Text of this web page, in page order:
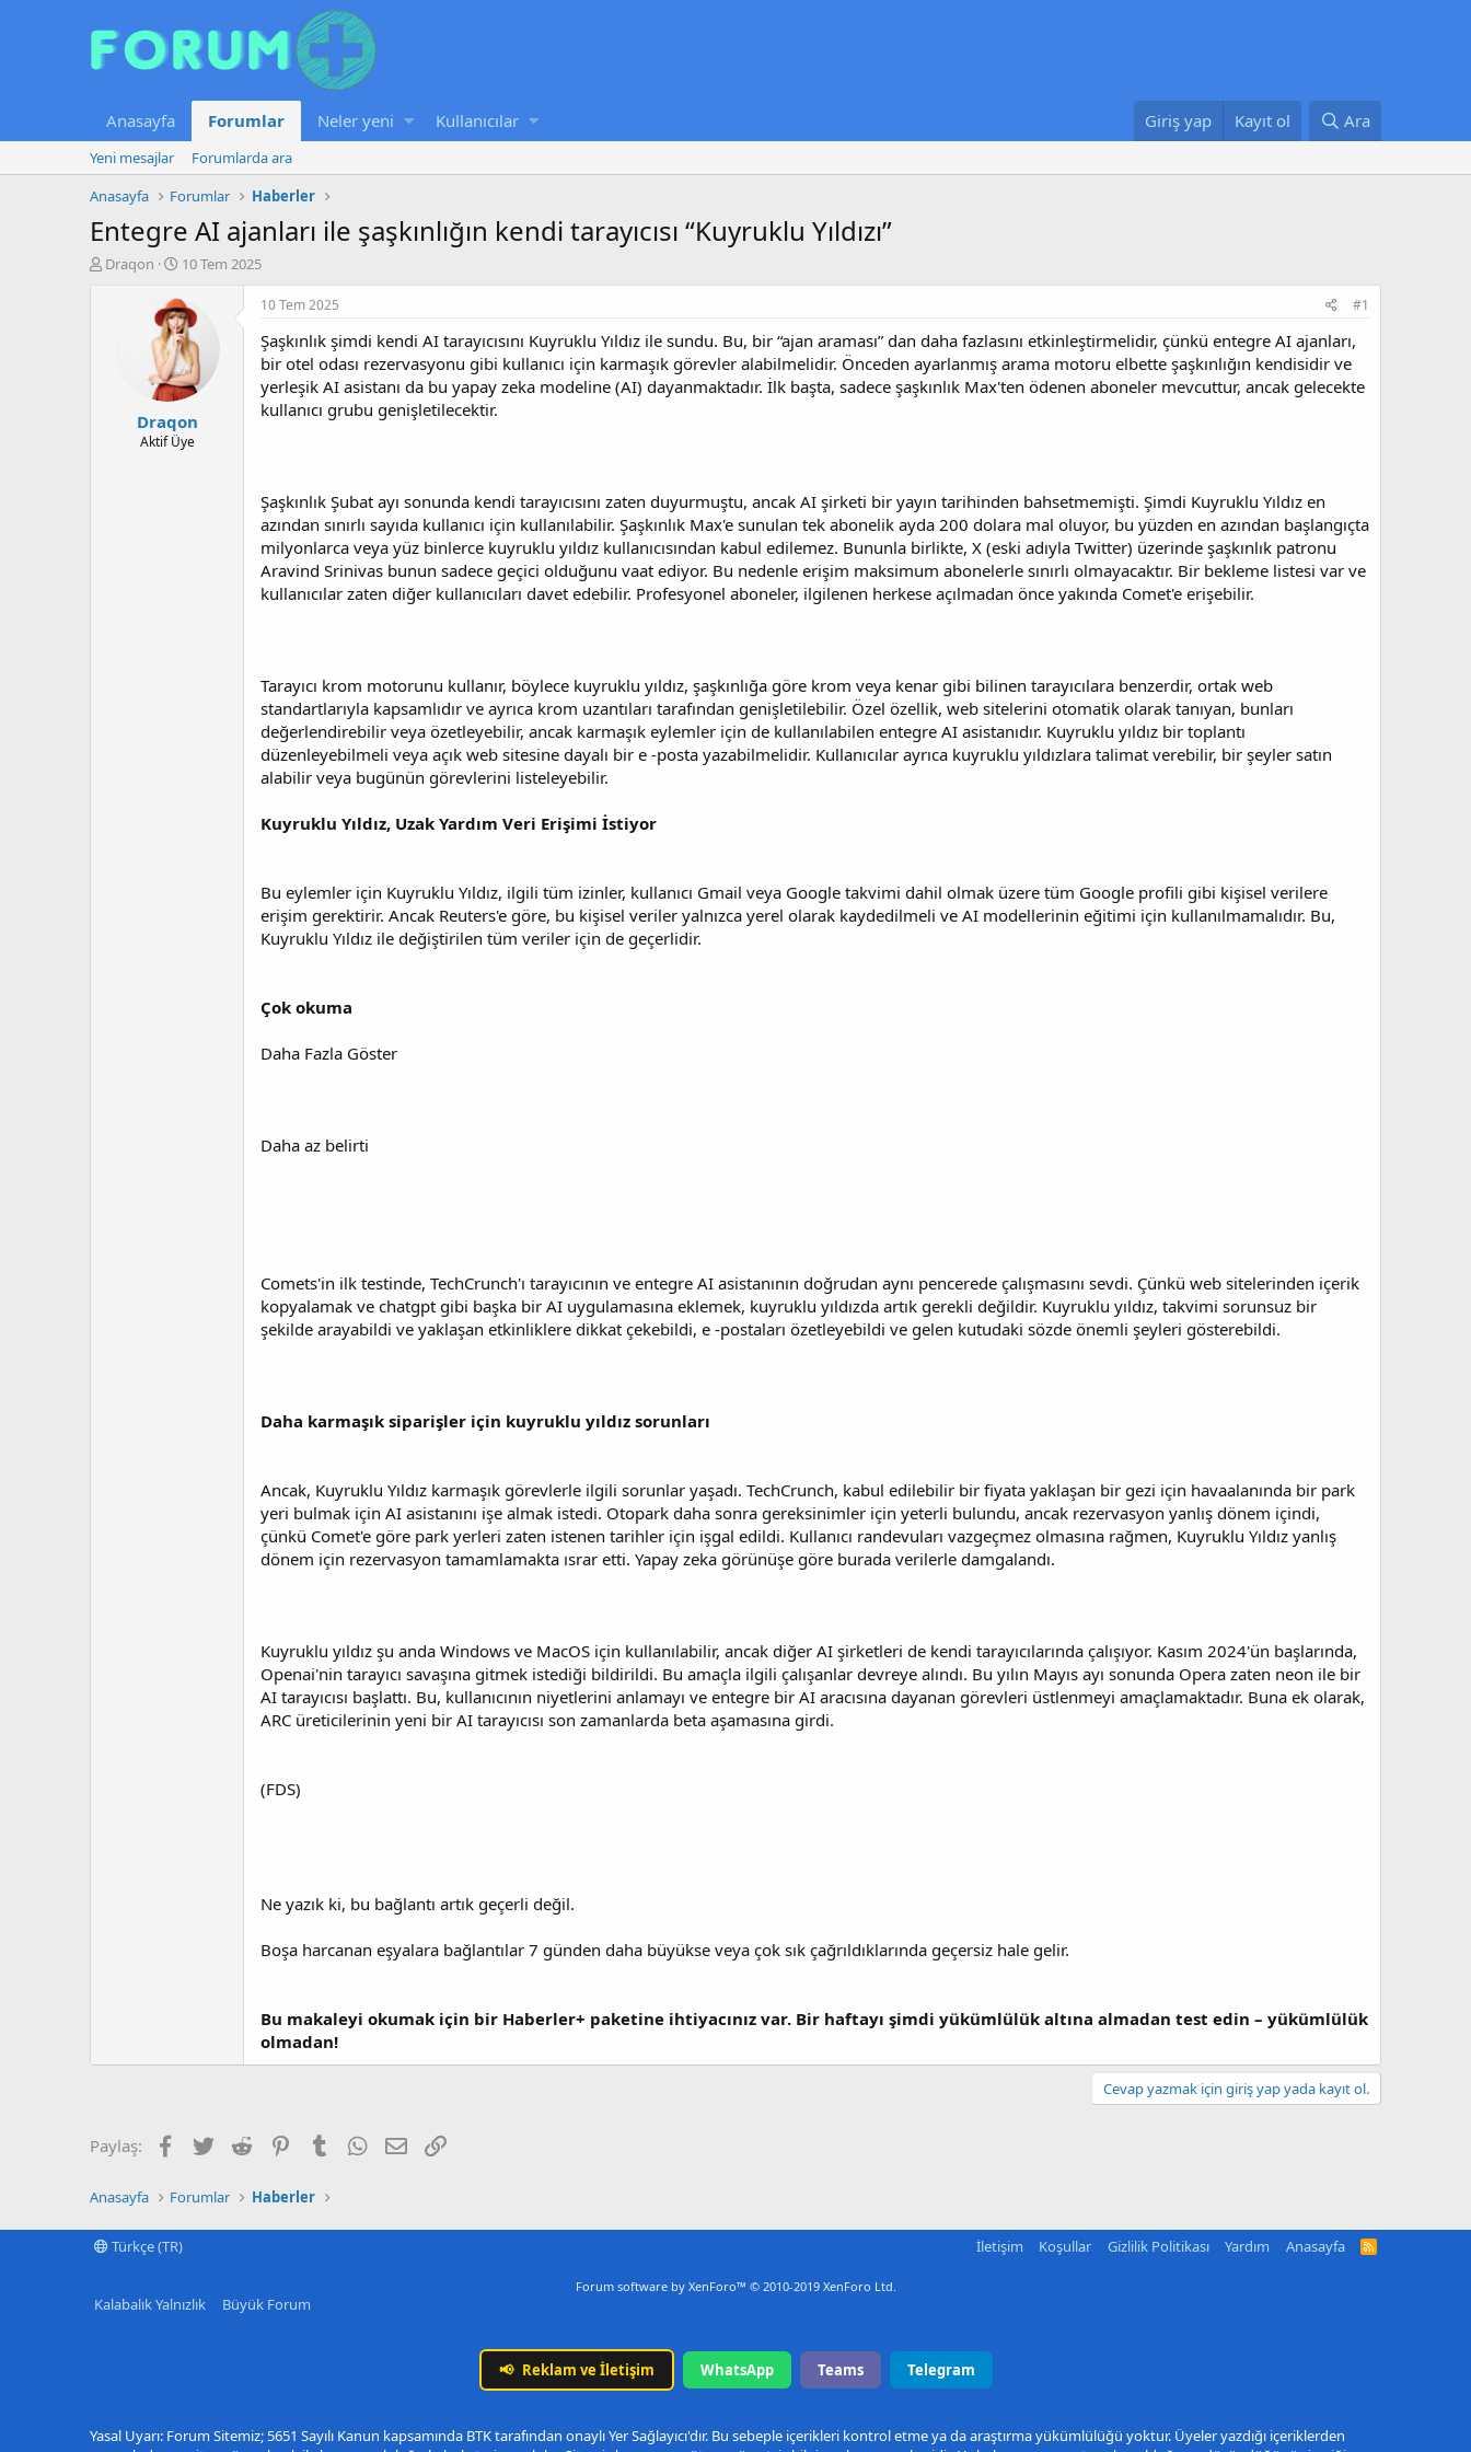
Anasayfa Forumlar Neler yeni Kullanıcılar Giriş yap Kayıt ol Ara
Yeni mesajlar
Forumlarda ara
Anasayfa
Forumlar Haberler
Entegre AI ajanları ile şaşkınlığın kendi tarayıcısı “Kuyruklu Yıldızı”
K
Draqon
B
ş
l
a
n
g
ı
ç
t
10 Tem 2025
Draqon
Aktif Üye
10 Tem 2025 #1
Şaşkınlık şimdi kendi AI tarayıcısını Kuyruklu Yıldız ile sundu. Bu, bir “ajan araması” dan daha fazlasını etkinleştirmelidir, çünkü entegre AI ajanları,
bir otel odası rezervasyonu gibi kullanıcı için karmaşık görevler alabilmelidir. Önceden ayarlanmış arama motoru elbette şaşkınlığın kendisidir ve
yerleşik AI asistanı da bu yapay zeka modeline (AI) dayanmaktadır. İlk başta, sadece şaşkınlık Max'ten ödenen aboneler mevcuttur, ancak gelecekte
kullanıcı grubu genişletilecektir.
Şaşkınlık Şubat ayı sonunda kendi tarayıcısını zaten duyurmuştu, ancak AI şirketi bir yayın tarihinden bahsetmemişti. Şimdi Kuyruklu Yıldız en
azından sınırlı sayıda kullanıcı için kullanılabilir. Şaşkınlık Max'e sunulan tek abonelik ayda 200 dolara mal oluyor, bu yüzden en azından başlangıçta
milyonlarca veya yüz binlerce kuyruklu yıldız kullanıcısından kabul edilemez. Bununla birlikte, X (eski adıyla Twitter) üzerinde şaşkınlık patronu
Aravind Srinivas bunun sadece geçici olduğunu vaat ediyor. Bu nedenle erişim maksimum abonelerle sınırlı olmayacaktır. Bir bekleme listesi var ve
kullanıcılar zaten diğer kullanıcıları davet edebilir. Profesyonel aboneler, ilgilenen herkese açılmadan önce yakında Comet'e erişebilir.
Tarayıcı krom motorunu kullanır, böylece kuyruklu yıldız, şaşkınlığa göre krom veya kenar gibi bilinen tarayıcılara benzerdir, ortak web
standartlarıyla kapsamlıdır ve ayrıca krom uzantıları tarafından genişletilebilir. Özel özellik, web sitelerini otomatik olarak tanıyan, bunları
değerlendirebilir veya özetleyebilir, ancak karmaşık eylemler için de kullanılabilen entegre AI asistanıdır. Kuyruklu yıldız bir toplantı
düzenleyebilmeli veya açık web sitesine dayalı bir e -posta yazabilmelidir. Kullanıcılar ayrıca kuyruklu yıldızlara talimat verebilir, bir şeyler satın
alabilir veya bugünün görevlerini listeleyebilir.
Kuyruklu Yıldız, Uzak Yardım Veri Erişimi İstiyor
Bu eylemler için Kuyruklu Yıldız, ilgili tüm izinler, kullanıcı Gmail veya Google takvimi dahil olmak üzere tüm Google profili gibi kişisel verilere
erişim gerektirir. Ancak Reuters'e göre, bu kişisel veriler yalnızca yerel olarak kaydedilmeli ve AI modellerinin eğitimi için kullanılmamalıdır. Bu,
Kuyruklu Yıldız ile değiştirilen tüm veriler için de geçerlidir.
Çok okuma
Daha Fazla Göster
Daha az belirti
Comets'in ilk testinde, TechCrunch'ı tarayıcının ve entegre AI asistanının doğrudan aynı pencerede çalışmasını sevdi. Çünkü web sitelerinden içerik
kopyalamak ve chatgpt gibi başka bir AI uygulamasına eklemek, kuyruklu yıldızda artık gerekli değildir. Kuyruklu yıldız, takvimi sorunsuz bir
şekilde arayabildi ve yaklaşan etkinliklere dikkat çekebildi, e -postaları özetleyebildi ve gelen kutudaki sözde önemli şeyleri gösterebildi.
Daha karmaşık siparişler için kuyruklu yıldız sorunları
Ancak, Kuyruklu Yıldız karmaşık görevlerle ilgili sorunlar yaşadı. TechCrunch, kabul edilebilir bir fiyata yaklaşan bir gezi için havaalanında bir park
yeri bulmak için AI asistanını işe almak istedi. Otopark daha sonra gereksinimler için yeterli bulundu, ancak rezervasyon yanlış dönem içindi,
çünkü Comet'e göre park yerleri zaten istenen tarihler için işgal edildi. Kullanıcı randevuları vazgeçmez olmasına rağmen, Kuyruklu Yıldız yanlış
dönem için rezervasyon tamamlamakta ısrar etti. Yapay zeka görünüşe göre burada verilerle damgalandı.
Kuyruklu yıldız şu anda Windows ve MacOS için kullanılabilir, ancak diğer AI şirketleri de kendi tarayıcılarında çalışıyor. Kasım 2024'ün başlarında,
Openai'nin tarayıcı savaşına gitmek istediği bildirildi. Bu amaçla ilgili çalışanlar devreye alındı. Bu yılın Mayıs ayı sonunda Opera zaten neon ile bir
AI tarayıcısı başlattı. Bu, kullanıcının niyetlerini anlamayı ve entegre bir AI aracısına dayanan görevleri üstlenmeyi amaçlamaktadır. Buna ek olarak,
ARC üreticilerinin yeni bir AI tarayıcısı son zamanlarda beta aşamasına girdi.
(FDS)
Ne yazık ki, bu bağlantı artık geçerli değil.
Boşa harcanan eşyalara bağlantılar 7 günden daha büyükse veya çok sık çağrıldıklarında geçersiz hale gelir.
Bu makaleyi okumak için bir Haberler+ paketine ihtiyacınız var. Bir haftayı şimdi yükümlülük altına almadan test edin – yükümlülük
olmadan!
Cevap yazmak için giriş yap yada kayıt ol.
Paylaş: Facebook
TwitterReddit PinterestTumblrWhatsApp
E-postaLink
Anasayfa Forumlar Haberler
Türkçe (TR) İletişim Koşullar Gizlilik Politikası Yardım Anasayfa
R
Forum software by XenForo™ © 2010-2019 XenForo Ltd.
Kalabalık Yalnızlık Büyük Forum
📢 Reklam ve İletişim WhatsApp Teams Telegram
Yasal Uyarı: Forum Sitemiz; 5651 Sayılı Kanun kapsamında BTK tarafından onaylı Yer Sağlayıcı'dır. Bu sebeple içerikleri kontrol etme ya da araştırma yükümlülüğü yoktur. Üyeler yazdığı içeriklerden